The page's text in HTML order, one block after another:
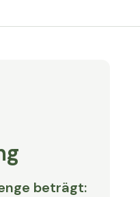
beträgt: